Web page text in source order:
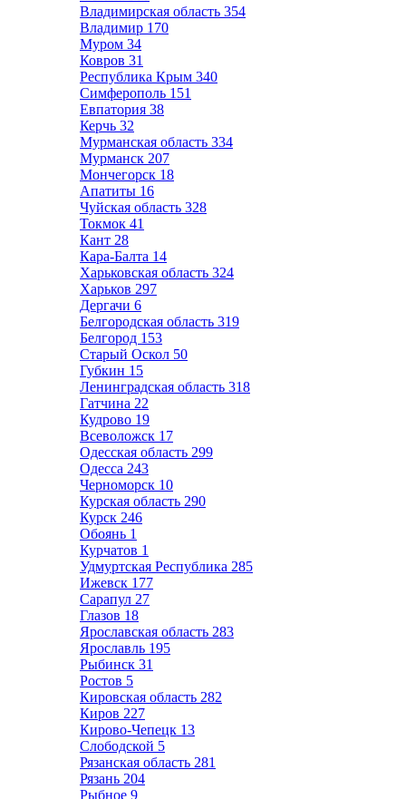
Владимирская область 354
Владимир 170
Муром 34
Ковров 31
Республика Крым 340
Симферополь 151
Евпатория 38
Керчь 32
Мурманская область 334
Мурманск 207
Мончегорск 18
Апатиты 16
Чуйская область 328
Токмок 41
Кант 28
Кара-Балта 14
Харьковская область 324
Харьков 297
Дергачи 6
Белгородская область 319
Белгород 153
Старый Оскол 50
Губкин 15
Ленинградская область 318
Гатчина 22
Кудрово 19
Всеволожск 17
Одесская область 299
Одесса 243
Черноморск 10
Курская область 290
Курск 246
Обоянь 1
Курчатов 1
Удмуртская Республика 285
Ижевск 177
Сарапул 27
Глазов 18
Ярославская область 283
Ярославль 195
Рыбинск 31
Ростов 5
Кировская область 282
Киров 227
Кирово-Чепецк 13
Слободской 5
Рязанская область 281
Рязань 204
Рыбное 9